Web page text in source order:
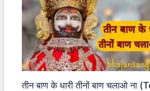
तीन बाण के धारी तीनों बाण चलाओ ना